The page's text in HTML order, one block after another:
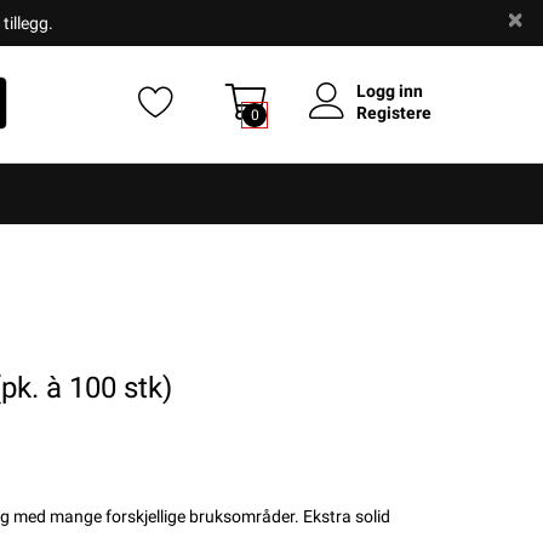
0
Logg inn
Registere
à 100 stk)
med mange forskjellige bruksområder. Ekstra solid